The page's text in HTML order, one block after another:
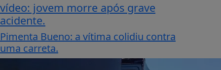
vídeo: jovem morre após grave
acidente.
Pimenta Bueno: a vítima colidiu contra
uma carreta.